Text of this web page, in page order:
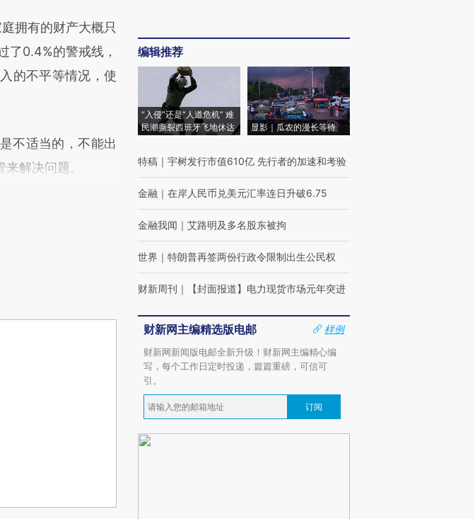
拥有的财产大概只
了0.4%的警戒线，
的不平等情况，使
不适当的，不能出
解决问题。
编辑推荐
“入侵”还是“人道危机” 难
民潮撕裂西班牙飞地休达
显影｜瓜农的漫长等待
特稿 ｜ 宇树发行市值610亿 先行者的加速和考验
金融 ｜ 在岸人民币兑美元汇率连日升破6.75
金融我闻 ｜ 艾路明及多名股东被拘
世界 ｜ 特朗普再签两份行政令限制出生公民权
财新周刊 ｜ 【封面报道】电力现货市场元年突进
财新网主编精选版电邮
样例
财新网新闻版电邮全新升级！财新网主编精心编
写，每个工作日定时投递，篇篇重磅，可信可
引。
订阅